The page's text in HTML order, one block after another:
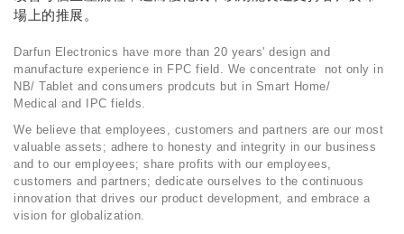
場上的推展。
Darfun Electronics have more than 20 years' design and
manufacture experience in FPC field. We concentrate not only in
NB/ Tablet and consumers prodcuts but in Smart Home/
Medical and IPC fields.
We believe that employees, customers and partners are our most
valuable assets; adhere to honesty and integrity in our business
and to our employees; share profits with our employees,
customers and partners; dedicate ourselves to the continuous
innovation that drives our product development, and embrace a
vision for globalization.